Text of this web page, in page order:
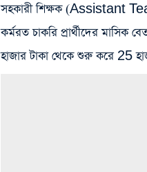
সহকারী শিক্ষক (Assistant
কর্মরত চাকরি প্রার্থীদের মাসিক
হাজার টাকা থেকে শুরু করে 25